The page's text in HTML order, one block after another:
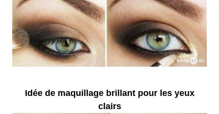
Idée de maquillage brillant pour les yeux
clairs